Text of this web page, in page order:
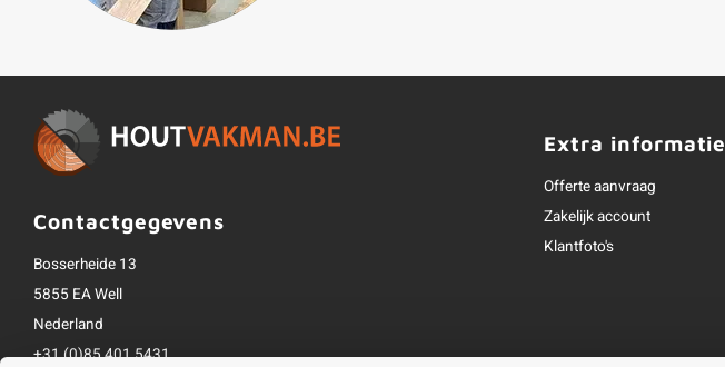
Contactgegevens
Bosserheide 13
5855 EA Well
Nederland
+31 (0)85 401 5431
Extra informatie
Offerte aanvraag
Zakelijk account
Klantfoto's